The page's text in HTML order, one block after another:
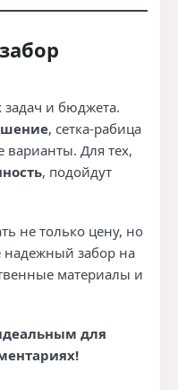
задач и бюджета.
, сетка-рабица
Для тех,
, подойдут
не только цену, но
надежный забор на
материалы и
для